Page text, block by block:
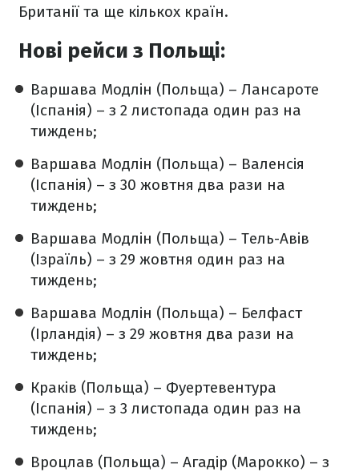
Британії та ще кількох країн.
Нові рейси з Польщі:
Варшава Модлін (Польща) – Лансароте
(Іспанія) – з 2 листопада один раз на
тиждень;
Варшава Модлін (Польща) – Валенсія
(Іспанія) – з 30 жовтня два рази на
тиждень;
Варшава Модлін (Польща) – Тель-Авів
(Ізраїль) – з 29 жовтня один раз на
тиждень;
Варшава Модлін (Польща) – Белфаст
(Ірландія) – з 29 жовтня два рази на
тиждень;
Краків (Польща) – Фуертевентура
(Іспанія) – з 3 листопада один раз на
тиждень;
Вроцлав (Польща) – Агадір (Марокко) – з